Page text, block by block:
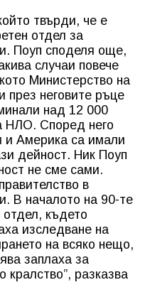
твърди, че е
отдел за
Поуп споделя още,
случаи повече
Министерство на
през неговите ръце
над 12 000
НЛО. Според него
и Америка са имали
дейност. Ник Поуп
не сме сами.
в
В началото на 90-те
където
изследване на
на всяко нещо,
заплаха за
разказва